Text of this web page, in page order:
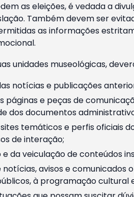
as eleições, é vedada a
Também devem ser
as informações
unidades museológicas,
notícias e publicações
páginas e peças de
dos documentos
temáticos e perfis oficiais
de interação;
da veiculação de conteúdos
avisos e
à programação cultural